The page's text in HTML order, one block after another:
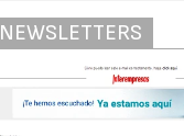
NEWSLETTERS